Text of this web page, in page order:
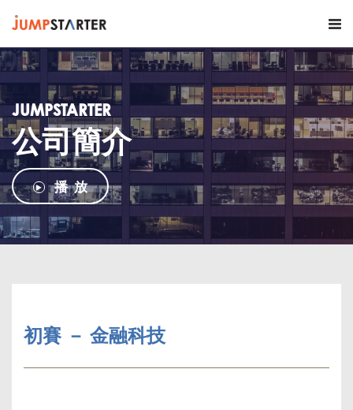
JUMPSTARTER
公司簡介
播 放
初賽 － 金融科技